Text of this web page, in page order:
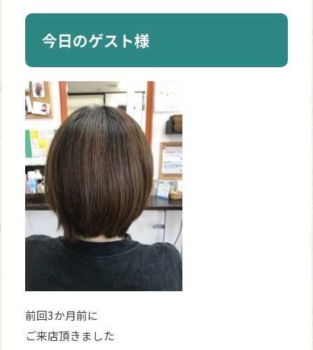
今日のゲスト様
前回3か月前に
ご来店頂きました